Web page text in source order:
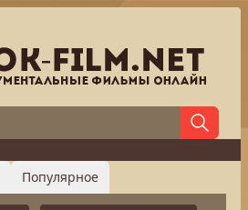
Популярное